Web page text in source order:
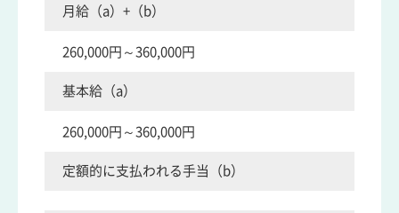
月給（a）+（b）
260,000円～360,000円
基本給（a）
260,000円～360,000円
定額的に支払われる手当（b）